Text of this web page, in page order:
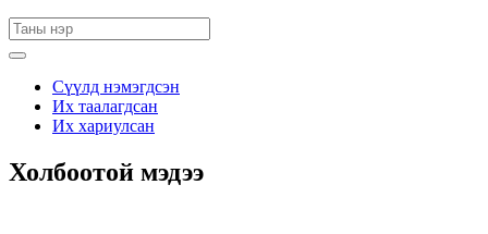
Сүүлд нэмэгдсэн
Их таалагдсан
Их хариулсан
Холбоотой мэдээ